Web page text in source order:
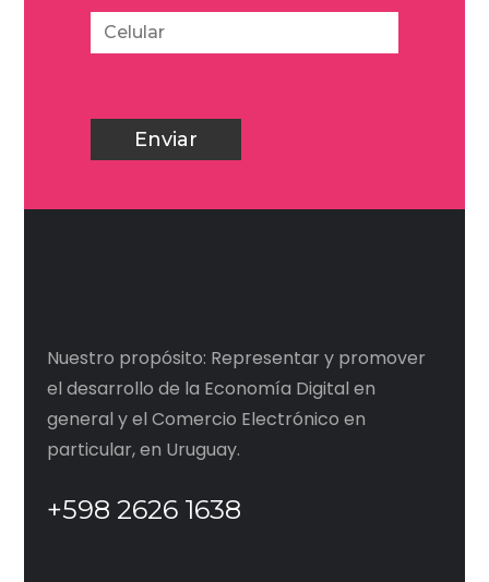
Nuestro propósito: Representar y promover
el desarrollo de la Economía Digital en
general y el Comercio Electrónico en
particular, en Uruguay.
+598 2626 1638